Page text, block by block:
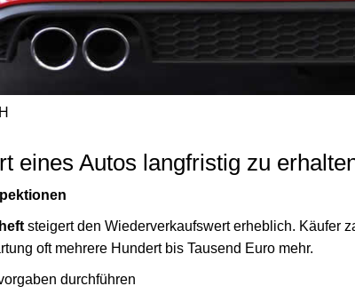
eines Autos langfristig zu
steigert den Wiederverkaufswert erheblich. Käufer
oft mehrere Hundert bis Tausend Euro mehr.
durchführen